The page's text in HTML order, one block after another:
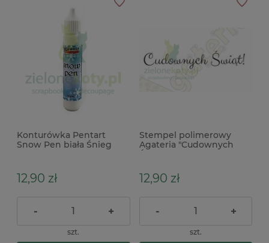
Konturówka Pentart
Snow Pen biała Śnieg
12,90 zł
- +
szt.
Stempel polimerowy
Agateria "Cudownych
12,90 zł
- +
szt.